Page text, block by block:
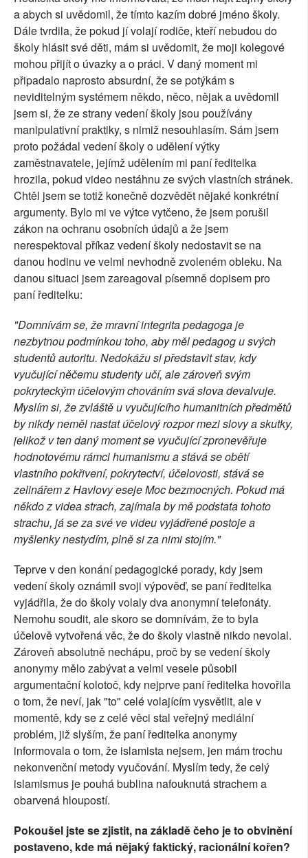
a abych si uvědomil, že tímto kazím dobré jméno školy.
Dále tvrdila, že pokud jí volají rodiče, kteří nebudou do
školy hlásit své děti, mám si uvědomit, že moji kolegové
mohou přijít o úvazky a o práci. V daný moment mi
připadalo naprosto absurdní, že se potýkám s
neviditelným systémem někdo, něco, nějak a uvědomil
jsem si, že ze strany vedení školy jsou používány
manipulativní praktiky, s nimiž nesouhlasím. Sám jsem
proto požádal vedení školy o udělení výtky
zaměstnavatele, jejímž udělením mi paní ředitelka
hrozila, pokud video nestáhnu ze svých vlastních stránek.
Chtěl jsem se totiž konečně dozvědět nějaké konkrétní
argumenty. Bylo mi ve výtce vytčeno, že jsem porušil
zákon na ochranu osobních údajů a že jsem
nerespektoval příkaz vedení školy nedostavit se na
danou hodinu ve velmi nevhodně zvoleném obleku. Na
danou situaci jsem zareagoval písemně dopisem pro
paní ředitelku:
"Domnívám se, že mravní integrita pedagoga je
nezbytnou podmínkou toho, aby měl pedagog u svých
studentů autoritu. Nedokážu si představit stav, kdy
vyučující něčemu studenty učí, ale zároveň svým
pokryteckým účelovým chováním svá slova devalvuje.
Myslím si, že zvláště u vyučujícího humanitních předmětů
by nikdy neměl nastat účelový rozpor mezi slovy a skutky,
jelikož v ten daný moment se vyučující zpronevěřuje
hodnotovému rámci humanismu a stává se obětí
vlastního pokřivení, pokrytectví, účelovosti, stává se
zelinářem z Havlovy eseje Moc bezmocných. Pokud má
někdo z videa strach, zajímala by mě podstata tohoto
strachu, já se za své ve videu vyjádřené postoje a
myšlenky nestydím, plně si za nimi stojím."
Teprve v den konání pedagogické porady, kdy jsem
vedení školy oznámil svoji výpověď, se paní ředitelka
vyjádřila, že do školy volaly dva anonymní telefonáty.
Nemohu soudit, ale skoro se domnívám, že to byla
účelově vytvořená věc, že do školy vlastně nikdo nevolal.
Zároveň absolutně nechápu, proč by se vedení školy
anonymy mělo zabývat a velmi vesele působil
argumentační kolotoč, kdy nejprve paní ředitelka hovořila
o tom, že neví, jak "to" celé volajícím vysvětlit, ale v
momentě, kdy se z celé věci stal veřejný mediální
problém, již slyším, že paní ředitelka anonymy
informovala o tom, že islamista nejsem, jen mám trochu
nekonvenční metody vyučování. Myslím tedy, že celý
islamismus je pouhá bublina nafouknutá strachem a
obarvená hloupostí.
Pokoušel jste se zjistit, na základě čeho je to obvinění
postaveno, kde má nějaký faktický, racionální kořen?